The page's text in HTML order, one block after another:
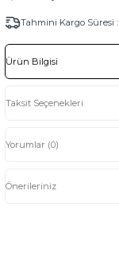
Tahmini Kargo Süresi :
Ürün Bilgisi
Taksit Seçenekleri
Yorumlar (0)
Önerileriniz